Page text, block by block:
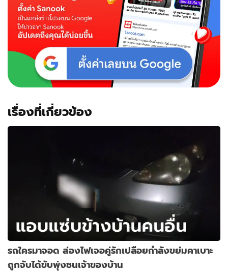
เรื่องที่เกี่ยวข้อง
รถใครมาจอด ส่องไฟเจอคู่รักเปลือยกำลังขย่มคาเบาะ
ถูกจับได้ขับพุ่งชนเจ้าของบ้าน